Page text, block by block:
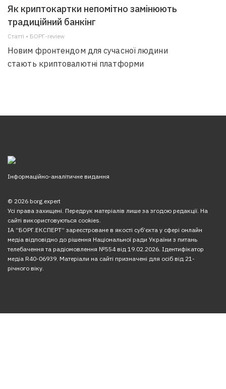
Як криптокартки непомітно замінюють
традиційний банкінг
Статті • БОРГ-review
Новим фронтендом для сучасної людини
стають криптовалютні платформи
Інформаційно-аналітичне видання
© 2026 borg.expert
Усі права захищені. Передрук матеріалів лише за згодою редакції. На
сайті використовуються cookies.
ІА “БОРГ.ЕКСПЕРТ” зареєстроване в якості суб’єкта у сфері онлайн
медіа відповідно до рішення Національної ради України з питань
телебачення та радіомовлення №554 від 19.02.2026. Ідентифікатор
медіа R40-06939. Матеріали на сайті призначені для осіб від 21-
річного віку.